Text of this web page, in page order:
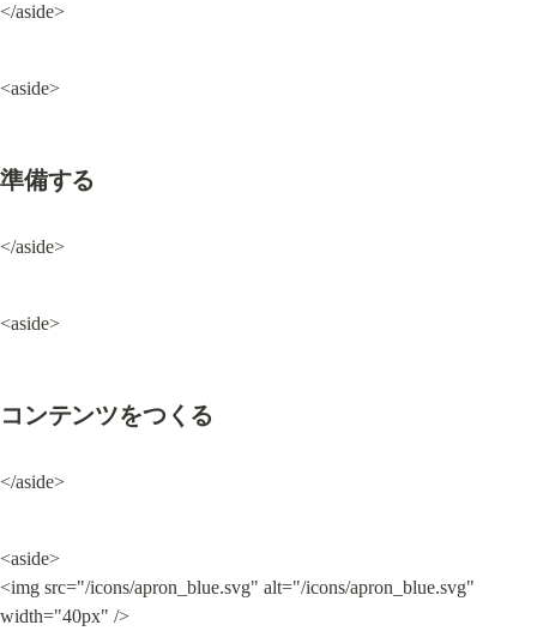
</aside>
<aside>
準備する
</aside>
<aside>
コンテンツをつくる
</aside>
<aside>
<img src="/icons/apron_blue.svg" alt="/icons/apron_blue.svg"
width="40px" />